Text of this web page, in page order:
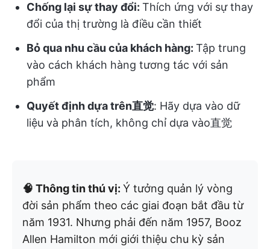
Chống lại sự thay đổi: Thích ứng với sự thay
đổi của thị trường là điều cần thiết
Bỏ qua nhu cầu của khách hàng: Tập trung
vào cách khách hàng tương tác với sản
phẩm
Quyết định dựa trên直觉: Hãy dựa vào dữ
liệu và phân tích, không chỉ dựa vào直觉
🧠 Thông tin thú vị: Ý tưởng quản lý vòng
đời sản phẩm theo các giai đoạn bắt đầu từ
năm 1931. Nhưng phải đến năm 1957, Booz
Allen Hamilton mới giới thiệu chu kỳ sản